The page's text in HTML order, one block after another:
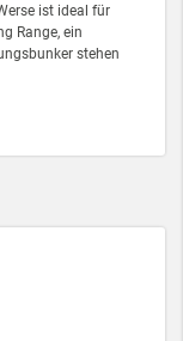
ist ideal für
Range, ein
stehen